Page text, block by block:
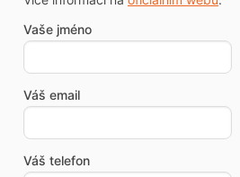
Vaše jméno
Váš email
Váš telefon